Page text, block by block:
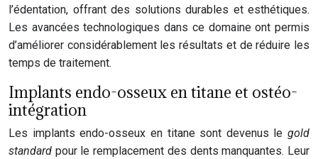
l’édentation, offrant des solutions durables et esthétiques.
Les avancées technologiques dans ce domaine ont permis
d’améliorer considérablement les résultats et de réduire les
temps de traitement.
Implants endo-osseux en titane et ostéo-
intégration
Les implants endo-osseux en titane sont devenus le gold
standard pour le remplacement des dents manquantes. Leur